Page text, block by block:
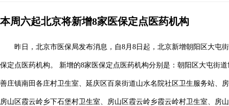
本周六起北京将新增8家医保定点医药机构
昨日，北京市医保局发布消息，自8月8日起，北京新增朝阳区大屯
保定点医药机构。 新增的8家医保定点医药机构分别是：朝阳区大屯街
善庄镇南田各庄村卫生室、延庆区百泉街道山水名院社区卫生服务站、
房山区霞云岭乡下石堡村卫生室、房山区霞云岭乡霞云岭村卫生室、房